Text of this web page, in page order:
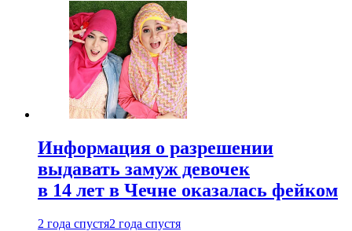
Информация о разрешении
выдавать замуж девочек
в 14 лет в Чечне оказалась фейком
2 года спустя2 года спустя